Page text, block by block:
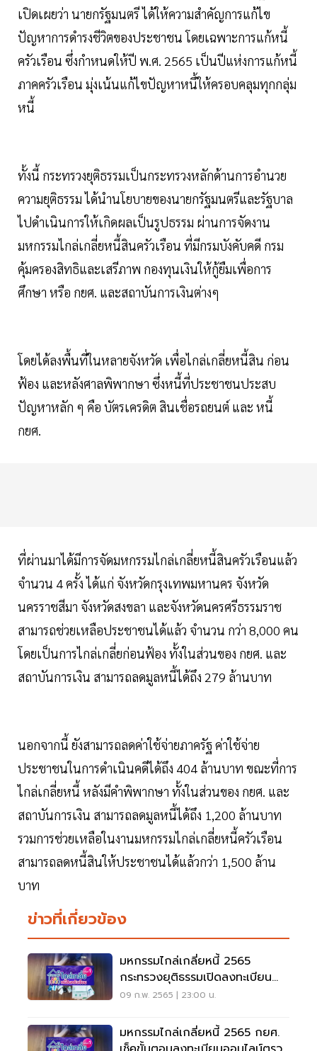
เปิดเผยว่า นายกรัฐมนตรี ได้ให้ความสำคัญการแก้ไข
ปัญหาการดำรงชีวิตของประชาชน โดยเฉพาะการแก้หนี้
ครัวเรือน ซึ่งกำหนดให้ปี พ.ศ. 2565 เป็นปีแห่งการแก้หนี้
ภาคครัวเรือน มุ่งเน้นแก้ไขปัญหาหนึ้ให้ครอบคลุมทุกกลุ่ม
หนี้
ทั้งนี้ กระทรวงยุติธรรมเป็นกระทรวงหลักด้านการอำนวย
ความยุติธรรม ได้นำนโยบายของนายกรัฐมนตรีและรัฐบาล
ไปดำเนินการให้เกิดผลเป็นรูปธรรม ผ่านการจัดงาน
มหกรรมไกล่เกลี่ยหนี้สินครัวเรือน ที่มีกรมบังคับคดี กรม
คุ้มครองสิทธิและเสรีภาพ กองทุนเงินให้กู้ยืมเพื่อการ
ศึกษา หรือ กยศ. และสถาบันการเงินต่างๆ
โดยได้ลงพื้นที่ในหลายจังหวัด เพื่อไกล่เกลี่ยหนี้สิน ก่อน
ฟ้อง และหลังศาลพิพากษา ซึ่งหนี้ที่ประชาชนประสบ
ปัญหาหลัก ๆ คือ บัตรเครดิต สินเชื่อรถยนต์ และ หนี้
กยศ.
ที่ผ่านมาได้มีการจัดมหกรรมไกล่เกลี่ยหนี้สินครัวเรือนแล้ว
จำนวน 4 ครั้ง ได้แก่ จังหวัดกรุงเทพมหานคร จังหวัด
นครราชสีมา จังหวัดสงขลา และจังหวัดนครศรีธรรมราช
สามารถช่วยเหลือประชาชนได้แล้ว จำนวน กว่า 8,000 คน
โดยเป็นการไกล่เกลี่ยก่อนฟ้อง ทั้งในส่วนของ กยศ. และ
สถาบันการเงิน สามารถลดมูลหนี้ได้ถึง 279 ล้านบาท
นอกจากนี้ ยังสามารถลดค่าใช้จ่ายภาครัฐ ค่าใช้จ่าย
ประชาชนในการดำเนินคดีได้ถึง 404 ล้านบาท ขณะที่การ
ไกล่เกลี่ยหนี้ หลังมีคำพิพากษา ทั้งในส่วนของ กยศ. และ
สถาบันการเงิน สามารถลดมูลหนี้ได้ถึง 1,200 ล้านบาท
รวมการช่วยเหลือในงานมหกรรมไกล่เกลี่ยหนี้ครัวเรือน
สามารถลดหนี้สินให้ประชาชนได้แล้วกว่า 1,500 ล้าน
บาท
ข่าวที่เกี่ยวข้อง
มหกรรมไกล่เกลี่ยหนี้ 2565
กระทรวงยุติธรรมเปิดลงทะเบียน
ล่วงหน้าดูที่นี่
09 ก.พ. 2565 | 23:00 น.
มหกรรมไกล่เกลี่ยหนี้ 2565 กยศ.